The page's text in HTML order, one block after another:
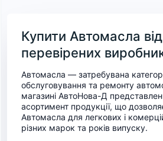
Купити Автомасла від
перевірених
Автомасла — затребувана
обслуговування та ремонту
магазині АвтоНова-Д
асортимент продукції, що
Автомасла для легкових і
різних марок та років випуску.